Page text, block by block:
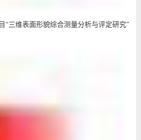
“三维表面形貌综合测量分析与评定研究”